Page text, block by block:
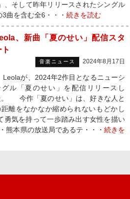
、そして昨年リリースされたシングル
3曲を含む全6・・・ 続きを読む
、新曲「夏のせい」配信スタ
ト
音楽ニュース 2024年8月17日
が、2024年2作目となるニューシ
グル「夏のせい」を配信リリースし
。 今作「夏のせい」は、好きな人と
離をなかなか縮められないもどかし
勇気を持って一歩踏み出す女性を描い
熊本県の放送局であるテ・・・ 続きを